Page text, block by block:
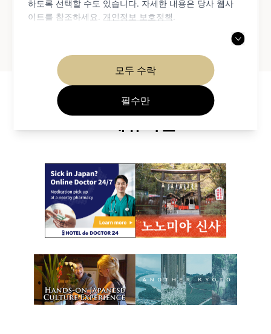
하도록 선택할 수도 있습니다. 자세한 내용은 당사 웹사
이트를 참조하세요. 개인정보 보호정책.
모두 수락
필수만
https://kyoto.travel/en/getting-around/bike/
제휴기관